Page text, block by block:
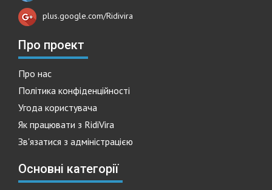
plus.google.com/Ridivira
Про проект
Про нас
Політика конфіденційності
Угода користувача
Як працювати з RidiVira
Зв'язатися з адміністрацією
Основні категорії